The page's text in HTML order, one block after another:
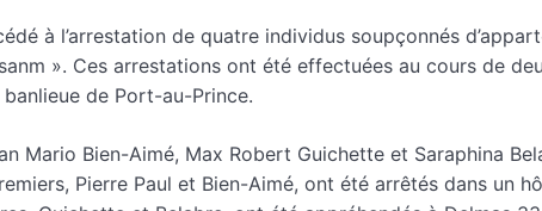
à l’arrestation de quatre individus soupçonnés
». Ces arrestations ont été effectuées au cours de
de Port-au-Prince.
Mario Bien-Aimé, Max Robert Guichette et Saraphina
Pierre Paul et Bien-Aimé, ont été arrêtés dans un